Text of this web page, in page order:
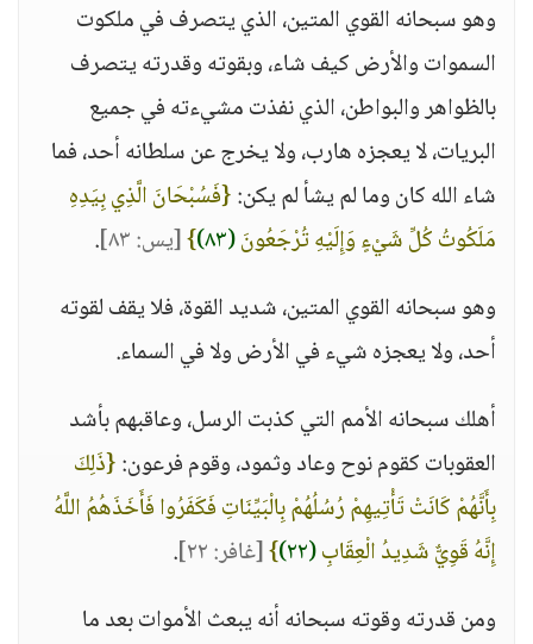
وهو سبحانه القوي المتين، الذي يتصرف في ملكوت
السموات والأرض كيف شاء، وبقوته وقدرته يتصرف
بالظواهر والبواطن، الذي نفذت مشيءته في جميع
البريات، لا يعجزه هارب، ولا يخرج عن سلطانه أحد، فما
شاء الله كان وما لم يشأ لم يكن:{فَسُبْحَانَ الَّذِي بِيَدِهِ
مَلَكُوتُ كُلِّ شَيْءٍ وَإِلَيْهِ تُرْجَعُونَ(٨٣) }[يس: ٨٣]
.
وهو سبحانه القوي المتين، شديد القوة، فلا يقف لقوته
أحد، ولا يعجزه شيء في الأرض ولا في السماء.
أهلك سبحانه الأمم التي كذبت الرسل، وعاقبهم بأشد
العقوبات كقوم نوح وعاد وثمود، وقوم فرعون:{ذَلِكَ
بِأَنَّهُمْ كَانَتْ تَأْتِيهِمْ رُسُلُهُمْ بِالْبَيِّنَاتِ فَكَفَرُوا فَأَخَذَهُمُ اللَّهُ
إِنَّهُ قَوِيٌّ شَدِيدُ الْعِقَابِ(٢٢) }[غافر: ٢٢]
.
ومن قدرته وقوته سبحانه أنه يبعث الأموات بعد ما